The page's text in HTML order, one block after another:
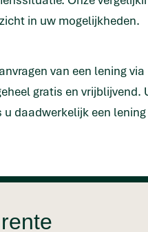
in uw mogelijkheden.
van een lening via
gratis en vrijblijvend.
daadwerkelijk een